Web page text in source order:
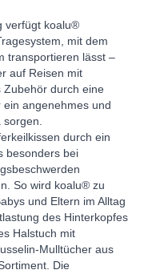
verfügt koalu®
mit dem
transportieren lässt –
auf Reisen mit
Zubehör durch eine
angenehmes und
sorgen.
durch ein
besonders bei
So wird koalu® zu
und Eltern im Alltag
des Hinterkopfes
Halstuch mit
Mulltücher aus
Die